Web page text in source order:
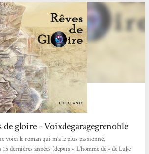
de gloire - Voixdegaragegrenoble
voici le roman qui m’a le plus passionné,
dernières années (depuis « L’homme dé » de Luke